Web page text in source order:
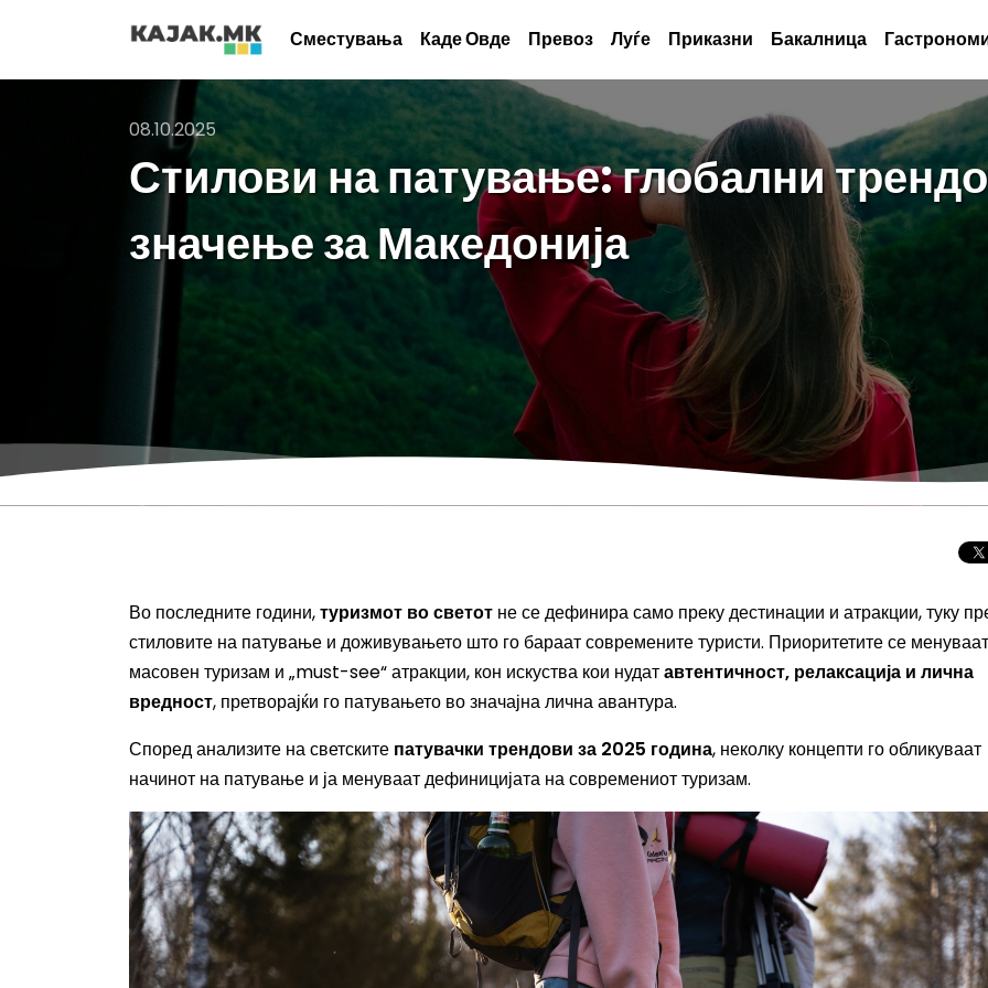
Сместувања Каде Овде Превоз Луѓе Приказни Бакалница
08.10.2025
Стилови на патување: глобални
значење за Македонија
Во последните години,туризмот во светот не се дефинира само преку дестинации и атракции, туку
стиловите на патување и доживувањето што го бараат современите туристи. Приоритетите се
масовен туризам и „must-see“ атракции, кон искуства кои нудатавтентичност, релаксација и лична
вредност, претворајќи го патувањето во значајна лична авантура.
Според анализите на светските патувачки трендови за 2025 година, неколку концепти го обликуваат
начинот на патување и ја менуваат дефиницијата на современиот туризам.
Скриени
Европа:
нов туристички